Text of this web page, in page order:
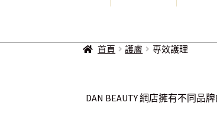
首頁 護膚 專效護理
DAN BEAUTY 網店擁有不同